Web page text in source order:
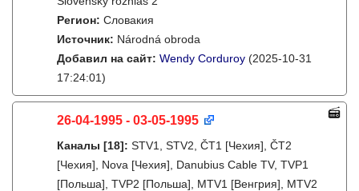
Регион: Словакия
Источник: Národná obroda
Добавил на сайт: Wendy Corduroy (2025-10-31
17:24:01)
26-04-1995 - 03-05-1995
Каналы [18]: STV1, STV2, ČT1 [Чехия], ČT2
[Чехия], Nova [Чехия], Danubius Cable TV, TVP1
[Польша], TVP2 [Польша], MTV1 [Венгрия], MTV2